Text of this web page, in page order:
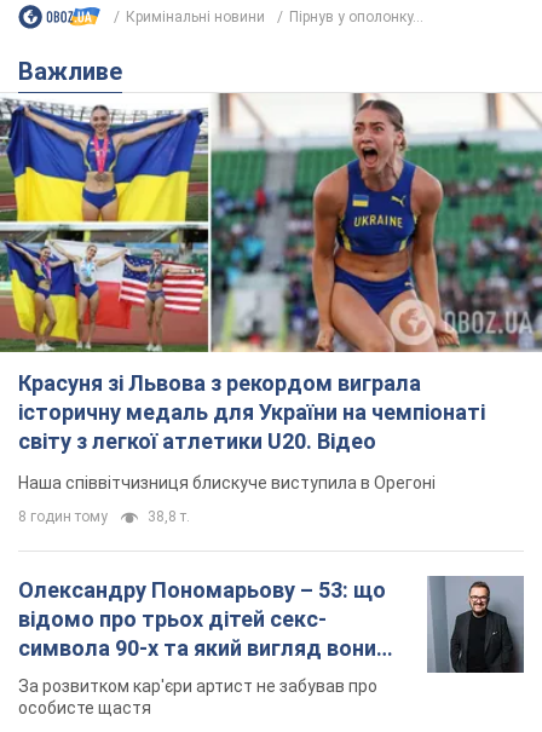
Кримінальні новини Пірнув у ополонку...
Важливе
Красуня зі Львова з рекордом виграла
історичну медаль для України на чемпіонаті
світу з легкої атлетики U20. Відео
Наша співвітчизниця блискуче виступила в Орегоні
8 годин тому 38,8 т.
Олександру Пономарьову – 53: що
відомо про трьох дітей секс-
символа 90-х та який вигляд вони
мають
За розвитком кар'єри артист не забував про
особисте щастя